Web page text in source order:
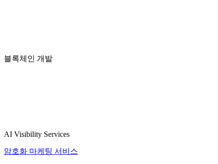
블록체인 개발
AI Visibility Services
암호화 마케팅 서비스